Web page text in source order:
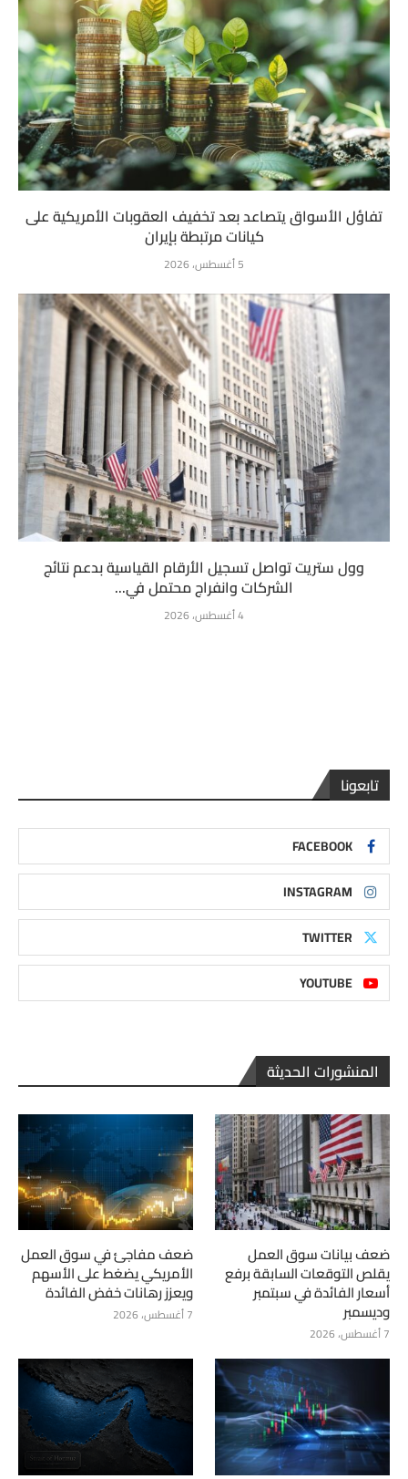
تفاؤل الأسواق يتصاعد بعد تخفيف العقوبات الأمريكية على
كيانات مرتبطة بإيران
5 أغسطس، 2026
وول ستريت تواصل تسجيل الأرقام القياسية بدعم نتائج
الشركات وانفراج محتمل في...
4 أغسطس، 2026
تابعونا
FACEBOOK
INSTAGRAM
TWITTER
YOUTUBE
المنشورات الحديثة
ضعف بيانات سوق العمل
يقلص التوقعات السابقة برفع
أسعار الفائدة في سبتمبر
وديسمبر
7 أغسطس، 2026
ضعف مفاجئ في سوق العمل
الأمريكي يضغط على الأسهم
ويعزز رهانات خفض الفائدة
7 أغسطس، 2026